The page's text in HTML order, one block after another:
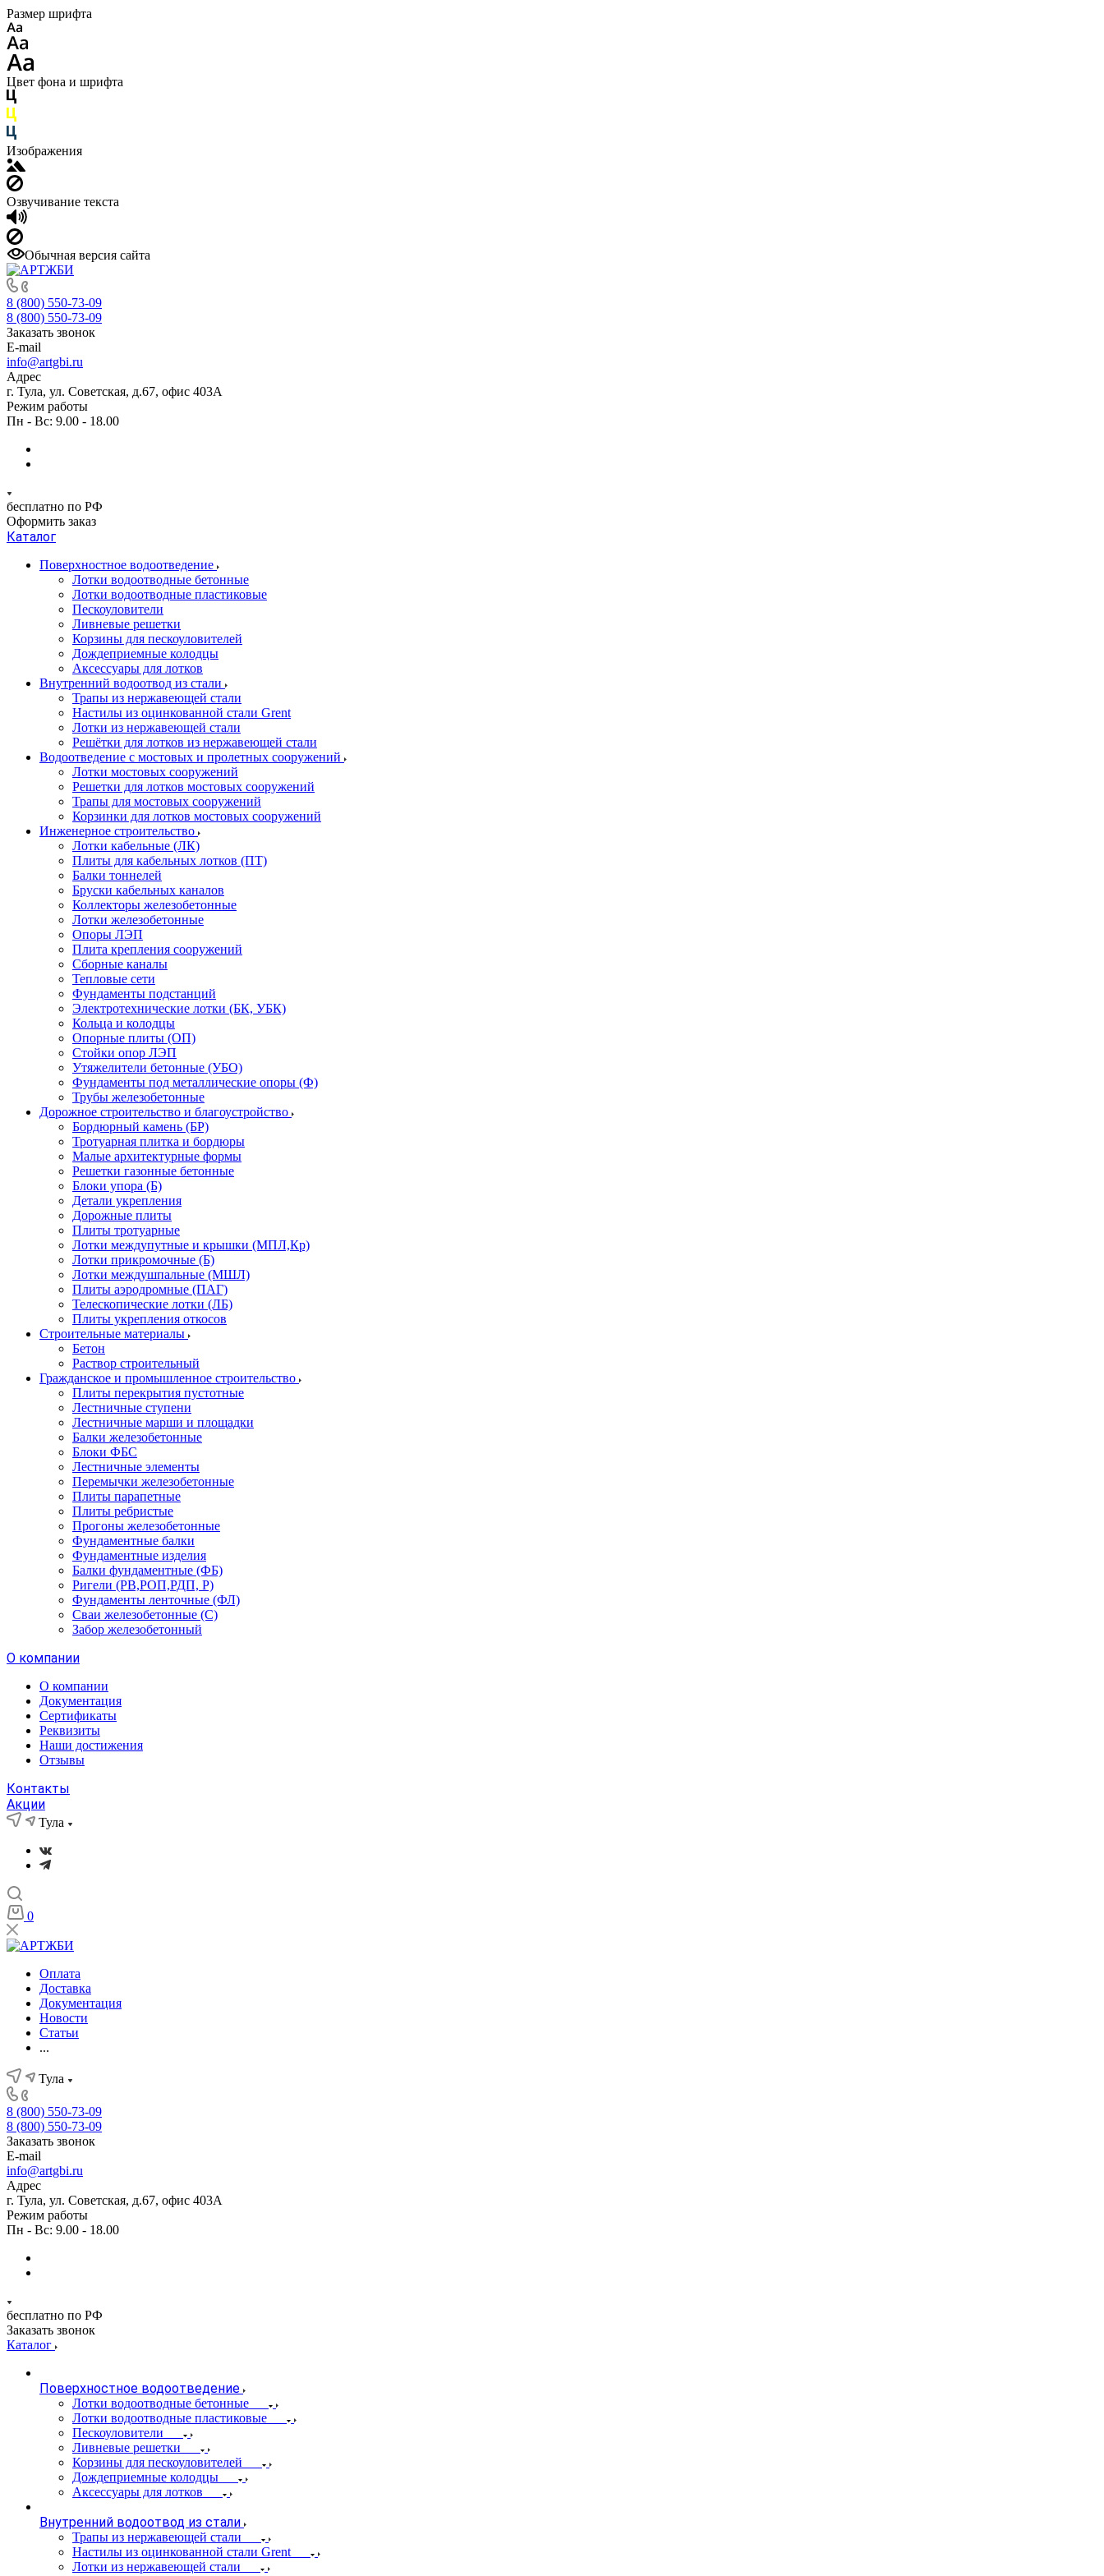
Размер шрифта
Цвет фона и шрифта
Изображения
Озвучивание текста
Обычная версия сайта
8 (800) 550-73-09
8 (800) 550-73-09
Заказать звонок
E-mail
info@artgbi.ru
Адрес
г. Тула, ул. Советская, д.67, офис 403А
Режим работы
Пн - Вс: 9.00 - 18.00
бесплатно по РФ
Оформить заказ
Каталог
Поверхностное водоотведение
Лотки водоотводные бетонные
Лотки водоотводные пластиковые
Пескоуловители
Ливневые решетки
Корзины для пескоуловителей
Дождеприемные колодцы
Аксессуары для лотков
Внутренний водоотвод из стали
Трапы из нержавеющей стали
Настилы из оцинкованной стали Grent
Лотки из нержавеющей стали
Решётки для лотков из нержавеющей стали
Водоотведение с мостовых и пролетных сооружений
Лотки мостовых сооружений
Решетки для лотков мостовых сооружений
Трапы для мостовых сооружений
Корзинки для лотков мостовых сооружений
Инженерное строительство
Лотки кабельные (ЛК)
Плиты для кабельных лотков (ПТ)
Балки тоннелей
Бруски кабельных каналов
Коллекторы железобетонные
Лотки железобетонные
Опоры ЛЭП
Плита крепления сооружений
Сборные каналы
Тепловые сети
Фундаменты подстанций
Электротехнические лотки (БК, УБК)
Кольца и колодцы
Опорные плиты (ОП)
Стойки опор ЛЭП
Утяжелители бетонные (УБО)
Фундаменты под металлические опоры (Ф)
Трубы железобетонные
Дорожное строительство и благоустройство
Бордюрный камень (БР)
Тротуарная плитка и бордюры
Малые архитектурные формы
Решетки газонные бетонные
Блоки упора (Б)
Детали укрепления
Дорожные плиты
Плиты тротуарные
Лотки междупутные и крышки (МПЛ,Кр)
Лотки прикромочные (Б)
Лотки междушпальные (МШЛ)
Плиты аэродромные (ПАГ)
Телескопические лотки (ЛБ)
Плиты укрепления откосов
Строительные материалы
Бетон
Раствор строительный
Гражданское и промышленное строительство
Плиты перекрытия пустотные
Лестничные ступени
Лестничные марши и площадки
Балки железобетонные
Блоки ФБС
Лестничные элементы
Перемычки железобетонные
Плиты парапетные
Плиты ребристые
Прогоны железобетонные
Фундаментные балки
Фундаментные изделия
Балки фундаментные (ФБ)
Ригели (РВ,РОП,РДП, Р)
Фундаменты ленточные (ФЛ)
Сваи железобетонные (С)
Забор железобетонный
О компании
О компании
Документация
Сертификаты
Реквизиты
Наши достижения
Отзывы
Контакты
Акции
Тула
0
Оплата
Доставка
Документация
Новости
Статьи
...
Тула
8 (800) 550-73-09
8 (800) 550-73-09
Заказать звонок
E-mail
info@artgbi.ru
Адрес
г. Тула, ул. Советская, д.67, офис 403А
Режим работы
Пн - Вс: 9.00 - 18.00
бесплатно по РФ
Заказать звонок
Каталог
Поверхностное водоотведение
Лотки водоотводные бетонные
Лотки водоотводные пластиковые
Пескоуловители
Ливневые решетки
Корзины для пескоуловителей
Дождеприемные колодцы
Аксессуары для лотков
Внутренний водоотвод из стали
Трапы из нержавеющей стали
Настилы из оцинкованной стали Grent
Лотки из нержавеющей стали